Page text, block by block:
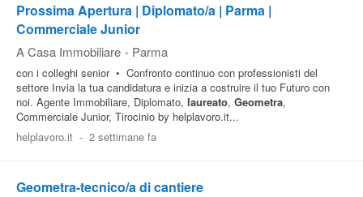
Prossima Apertura | Diplomato/a | Parma |
Commerciale Junior
A Casa Immobiliare - Parma
con i colleghi senior • Confronto continuo con professionisti del
settore Invia la tua candidatura e inizia a costruire il tuo Futuro con
noi. Agente Immobiliare, Diplomato, laureato, Geometra,
Commerciale Junior, Tirocinio by helplavoro.it...
helplavoro.it - 2 settimane fa
Geometra-tecnico/a di cantiere